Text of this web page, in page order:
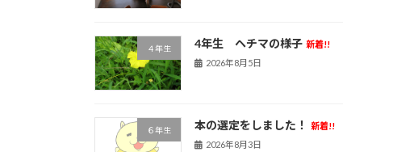
４年生 4年生 ヘチマの様子 新着!!
2026年8月5日
６年生 本の選定をしました！
新着!!
2026年8月3日